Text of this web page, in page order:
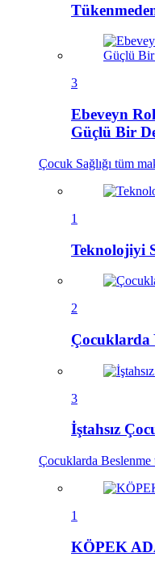
3
Ebeveyn
Güçlü Bir
Çocuk Sağlığı tüm
1
Teknolojiyi
2
Çocuklarda
3
İştahsız
Çocuklarda Beslenme
1
KÖPEK